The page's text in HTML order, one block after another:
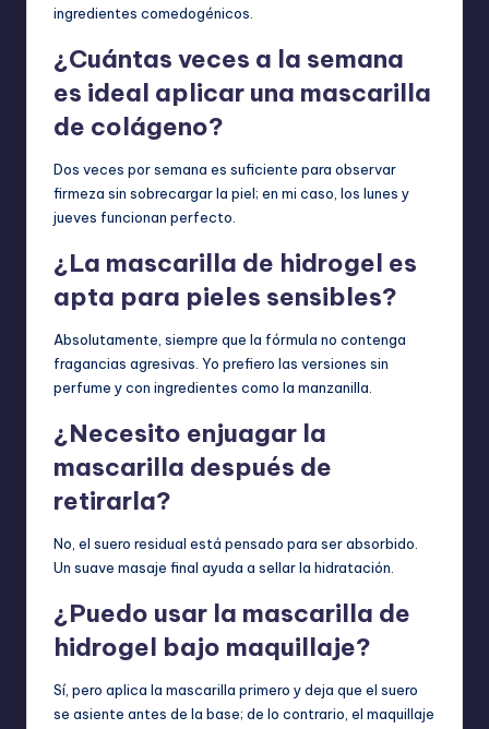
ingredientes comedogénicos.
¿Cuántas veces a la semana
es ideal aplicar una mascarilla
de colágeno?
Dos veces por semana es suficiente para observar
firmeza sin sobrecargar la piel; en mi caso, los lunes y
jueves funcionan perfecto.
¿La mascarilla de hidrogel es
apta para pieles sensibles?
Absolutamente, siempre que la fórmula no contenga
fragancias agresivas. Yo prefiero las versiones sin
perfume y con ingredientes como la manzanilla.
¿Necesito enjuagar la
mascarilla después de
retirarla?
No, el suero residual está pensado para ser absorbido.
Un suave masaje final ayuda a sellar la hidratación.
¿Puedo usar la mascarilla de
hidrogel bajo maquillaje?
Sí, pero aplica la mascarilla primero y deja que el suero
se asiente antes de la base; de lo contrario, el maquillaje